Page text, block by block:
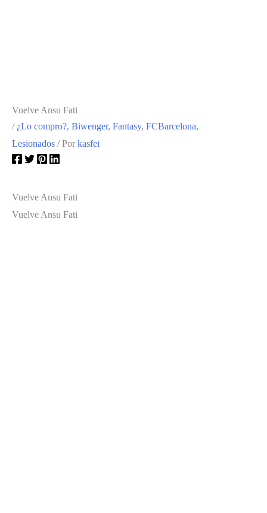
Vuelve Ansu Fati
/ ¿Lo compro?, Biwenger, Fantasy, FCBarcelona,
Lesionados / Por kasfei
Vuelve Ansu Fati
Vuelve Ansu Fati